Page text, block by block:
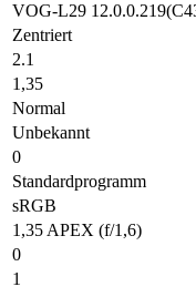
VOG-L29
Zentriert
2.1
1,35
Normal
Unbekannt
0
Standardprogramm
sRGB
1,35 APEX (f/1,6)
0
1